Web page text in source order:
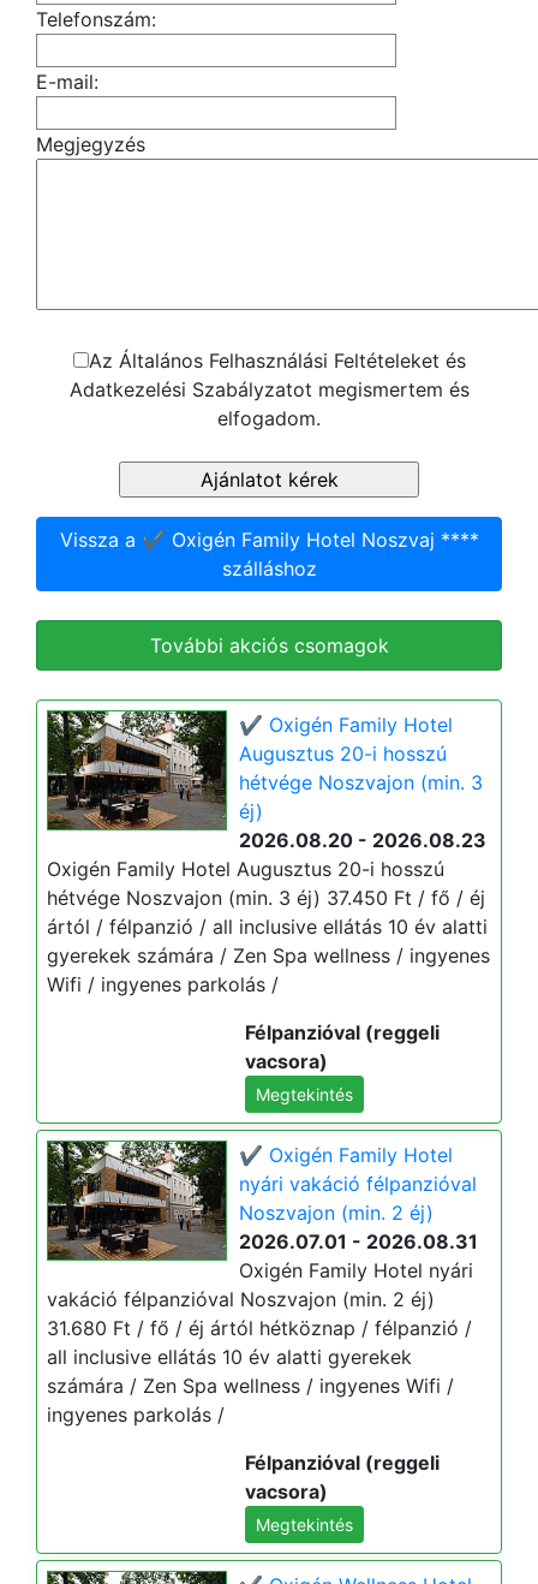
Telefonszám:
E-mail:
Megjegyzés
Az Általános Felhasználási Feltételeket és
Adatkezelési Szabályzatot megismertem és
elfogadom.
Vissza a ✔️ Oxigén Family Hotel Noszvaj ****
szálláshoz
További akciós csomagok
✔️ Oxigén Family Hotel
Augusztus 20-i hosszú
hétvége Noszvajon (min. 3
éj)
2026.08.20 - 2026.08.23
Oxigén Family Hotel Augusztus 20-i hosszú
hétvége Noszvajon (min. 3 éj) 37.450 Ft / fő / éj
ártól / félpanzió / all inclusive ellátás 10 év alatti
gyerekek számára / Zen Spa wellness / ingyenes
Wifi / ingyenes parkolás /
Félpanzióval (reggeli
vacsora)
Megtekintés
✔️ Oxigén Family Hotel
nyári vakáció félpanzióval
Noszvajon (min. 2 éj)
2026.07.01 - 2026.08.31
Oxigén Family Hotel nyári
vakáció félpanzióval Noszvajon (min. 2 éj)
31.680 Ft / fő / éj ártól hétköznap / félpanzió /
all inclusive ellátás 10 év alatti gyerekek
számára / Zen Spa wellness / ingyenes Wifi /
ingyenes parkolás /
Félpanzióval (reggeli
vacsora)
Megtekintés